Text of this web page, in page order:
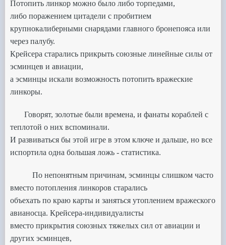
Потопить линкор можно было либо торпедами,
либо поражением цитадели с пробитием
крупнокалиберными снарядами главного бронепояса или
через палубу.
Крейсера старались прикрыть союзные линейные силы от
эсминцев и авиации,
а эсминцы искали возможность потопить вражеские
линкоры.
Говорят, золотые были времена, и фанаты кораблей с
теплотой о них вспоминали.
И развиваться бы этой игре в этом ключе и дальше, но все
испортила одна большая ложь - статистика.
По непонятным причинам, эсминцы слишком часто
вместо потопления линкоров старались
объехать по краю карты и заняться утоплением вражеского
авианосца. Крейсера-индивидуалисты
вместо прикрытия союзных тяжелых сил от авиации и
других эсминцев,